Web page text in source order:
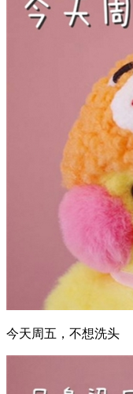
今天周五，不想洗头